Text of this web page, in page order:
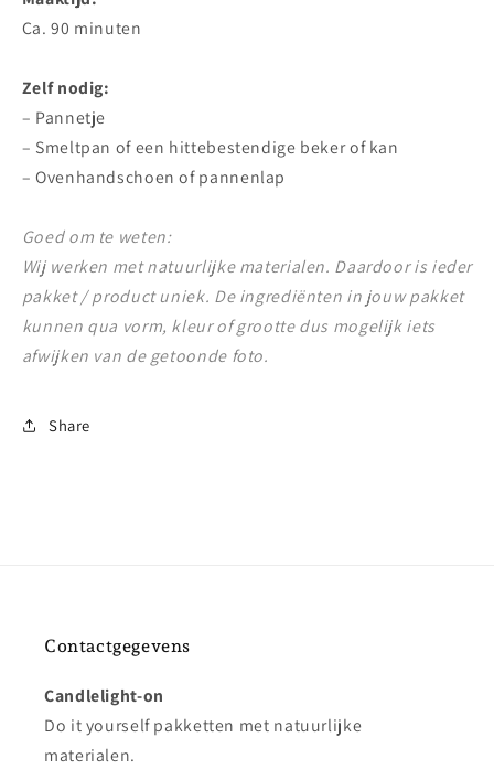
Ca. 90 minuten
Zelf nodig:
– Pannetje
– Smeltpan of een hittebestendige beker of kan
– Ovenhandschoen of pannenlap
Goed om te weten:
Wij werken met natuurlijke materialen. Daardoor is ieder
pakket / product uniek. De ingrediënten in jouw pakket
kunnen qua vorm, kleur of grootte dus mogelijk iets
afwijken van de getoonde foto.
Share
Contactgegevens
Candlelight-on
Do it yourself pakketten met natuurlijke
materialen.